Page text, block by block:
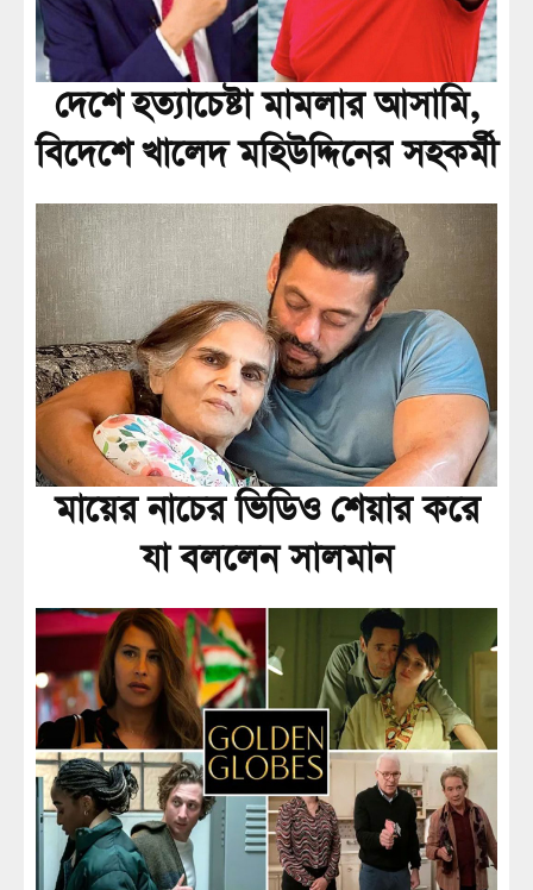
দেশে হত্যাচেষ্টা মামলার আসামি,
বিদেশে খালেদ মহিউদ্দিনের সহকর্মী
মায়ের নাচের ভিডিও শেয়ার করে
যা বললেন সালমান